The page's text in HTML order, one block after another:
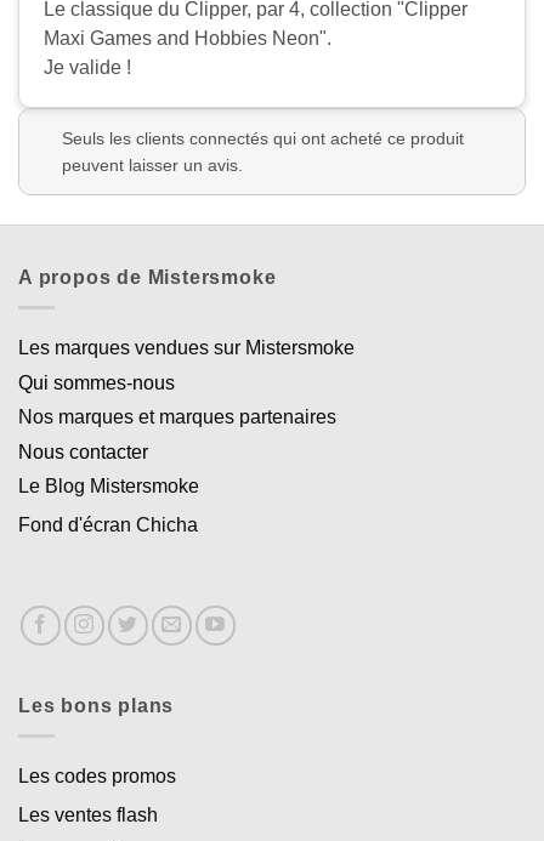
Le classique du Clipper, par 4, collection "Clipper
Maxi Games and Hobbies Neon".
Je valide !
Seuls les clients connectés qui ont acheté ce produit
peuvent laisser un avis.
A propos de Mistersmoke
Les marques vendues sur Mistersmoke
Qui sommes-nous
Nos marques et marques partenaires
Nous contacter
Le Blog Mistersmoke
Fond d'écran Chicha
Les bons plans
Les codes promos
Les ventes flash